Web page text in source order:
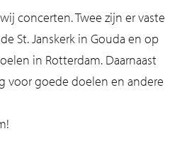
concerten. Twee zijn er vaste
St. Janskerk in Gouda en op
in Rotterdam. Daarnaast
goede doelen en andere